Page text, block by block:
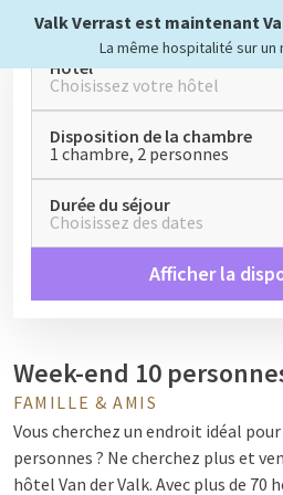
Valk Verrast est maintenant
La même hospitalité sur un
Hôtel
Choisissez votre hôtel
Disposition de la chambre
1 chambre, 2 personnes
Durée du séjour
Choisissez des dates
Afficher la
Week-end 10
FAMILLE & AMIS
Vous cherchez un endroit idéal pour
personnes ? Ne cherchez plus et
hôtel Van der Valk. Avec plus de 70